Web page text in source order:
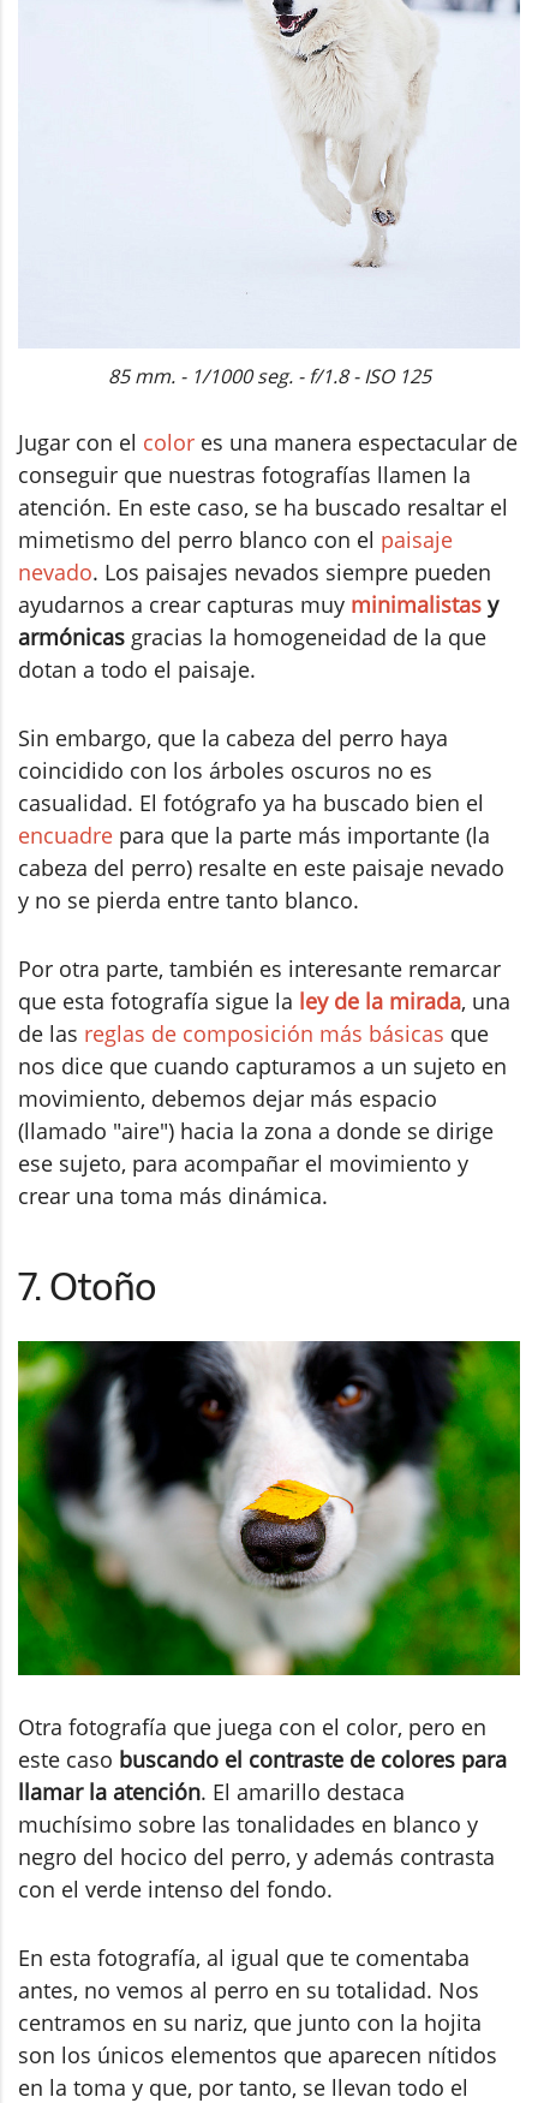
85 mm. - 1/1000 seg. - f/1.8 - ISO 125
Jugar con el color es una manera espectacular de
conseguir que nuestras fotografías llamen la
atención. En este caso, se ha buscado resaltar el
mimetismo del perro blanco con el paisaje
nevado. Los paisajes nevados siempre pueden
ayudarnos a crear capturas muy minimalistas y
armónicas gracias la homogeneidad de la que
dotan a todo el paisaje.
Sin embargo, que la cabeza del perro haya
coincidido con los árboles oscuros no es
casualidad. El fotógrafo ya ha buscado bien el
encuadre para que la parte más importante (la
cabeza del perro) resalte en este paisaje nevado
y no se pierda entre tanto blanco.
Por otra parte, también es interesante remarcar
que esta fotografía sigue la ley de la mirada, una
de las reglas de composición más básicas que
nos dice que cuando capturamos a un sujeto en
movimiento, debemos dejar más espacio
(llamado "aire") hacia la zona a donde se dirige
ese sujeto, para acompañar el movimiento y
crear una toma más dinámica.
7. Otoño
Otra fotografía que juega con el color, pero en
este caso buscando el contraste de colores para
llamar la atención. El amarillo destaca
muchísimo sobre las tonalidades en blanco y
negro del hocico del perro, y además contrasta
con el verde intenso del fondo.
En esta fotografía, al igual que te comentaba
antes, no vemos al perro en su totalidad. Nos
centramos en su nariz, que junto con la hojita
son los únicos elementos que aparecen nítidos
en la toma y que, por tanto, se llevan todo el